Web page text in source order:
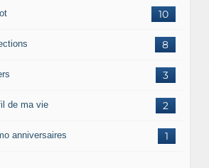
10
8
3
2
de ma vie
1
anniversaires